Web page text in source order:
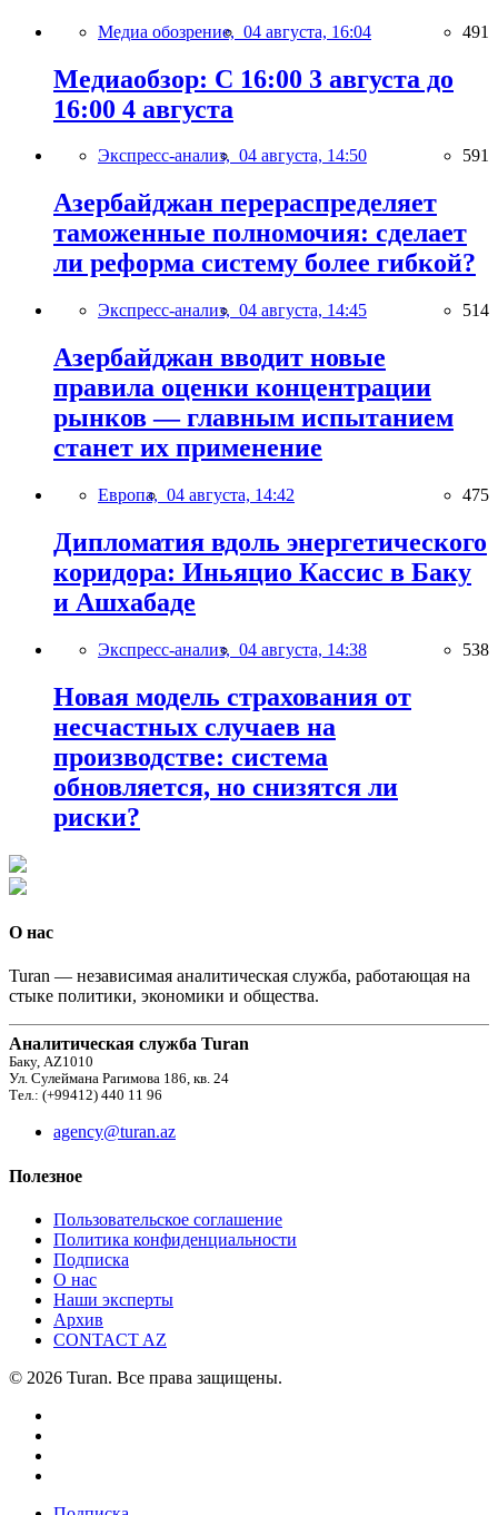
Медиа обозрение, 04 августа, 16:04 491
Медиаобзор: С 16:00 3 августа до
16:00 4 августа
Экспресс-анализ, 04 августа, 14:50 591
Азербайджан перераспределяет
таможенные полномочия: сделает
ли реформа систему более гибкой?
Экспресс-анализ, 04 августа, 14:45 514
Азербайджан вводит новые
правила оценки концентрации
рынков — главным испытанием
станет их применение
Европа, 04 августа, 14:42 475
Дипломатия вдоль энергетического
коридора: Иньяцио Кассис в Баку
и Ашхабаде
Экспресс-анализ, 04 августа, 14:38 538
Новая модель страхования от
несчастных случаев на
производстве: система
обновляется, но снизятся ли
риски?
О нас
Turan — независимая аналитическая служба, работающая на
стыке политики, экономики и общества.
Аналитическая служба Turan
Баку, AZ1010
Ул. Сулеймана Рагимова 186, кв. 24
Тел.: (+99412) 440 11 96
agency@turan.az
Полезное
Пользовательское соглашение
Политика конфиденциальности
Подписка
О нас
Наши эксперты
Архив
CONTACT AZ
© 2026 Turan. Все права защищены.